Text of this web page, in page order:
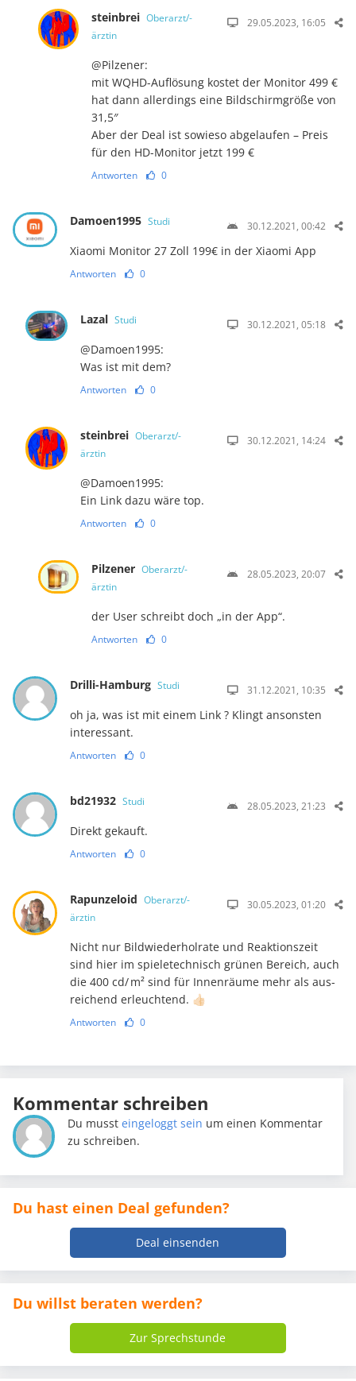
steinbrei Oberarzt/-
ärztin
29.05.2023, 16:05
@Pilzener:
mit WQHD-Auflösung kostet der Monitor 499 €
hat dann allerdings eine Bildschirmgröße von
31,5″
Aber der Deal ist sowieso abgelaufen – Preis
für den HD-Monitor jetzt 199 €
Antworten 0
Damoen1995 Studi 30.12.2021, 00:42
Xiaomi Monitor 27 Zoll 199€ in der Xiaomi App
Antworten 0
Lazal Studi 30.12.2021, 05:18
@Damoen1995:
Was ist mit dem?
Antworten 0
steinbrei Oberarzt/-
ärztin
30.12.2021, 14:24
@Damoen1995:
Ein Link dazu wäre top.
Antworten 0
Pilzener Oberarzt/-
ärztin
28.05.2023, 20:07
der User schreibt doch „in der App“.
Antworten 0
Drilli-Hamburg Studi 31.12.2021, 10:35
oh ja, was ist mit einem Link ? Klingt ansonsten
interessant.
Antworten 0
bd21932 Studi 28.05.2023, 21:23
Direkt gekauft.
Antworten 0
Rapunzeloid Oberarzt/-
ärztin
30.05.2023, 01:20
Nicht nur Bildwiederholrate und Reaktionszeit
sind hier im spieletechnisch grünen Be­reich, auch
die 400 cd/ m² sind für Innenräume mehr als aus­
rei­chend erleuchtend. 👍🏻
Antworten 0
Kommentar schreiben
Du mussteingeloggt sein um einen Kommentar
zu schreiben.
Du hast einen Deal gefunden?
Deal einsenden
Du willst beraten werden?
Zur Sprechstunde